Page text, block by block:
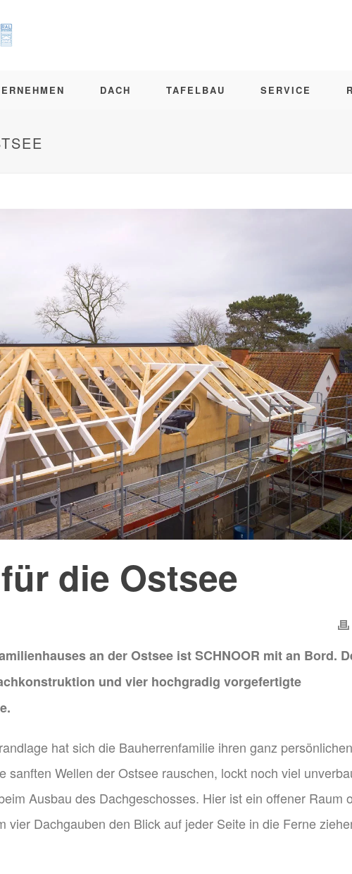
DACH TAFELBAU SERVICE
die Ostsee
an der Ostsee ist SCHNOOR mit an Bord.
und vier hochgradig vorgefertigte
hat sich die Bauherrenfamilie ihren ganz persönlichen
sanften Wellen der Ostsee rauschen, lockt noch viel
Ausbau des Dachgeschosses. Hier ist ein offener Raum
vier Dachgauben den Blick auf jeder Seite in die Ferne